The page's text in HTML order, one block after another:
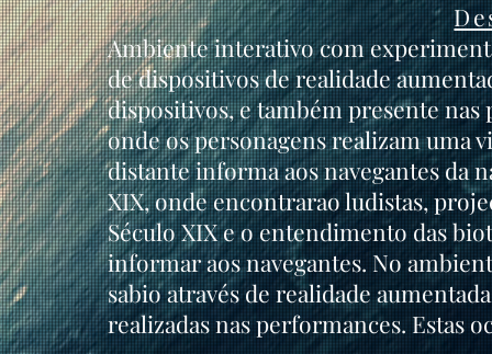
Ambiente interativo com
de dispositivos de realidade
dispositivos, e também presente
onde os personagens realizam uma
distante informa aos navegantes da
XIX, onde encontrarao ludistas,
Século XIX e o entendimento das
informar aos navegantes. No
sabio através de realidade
realizadas nas performances. Estas